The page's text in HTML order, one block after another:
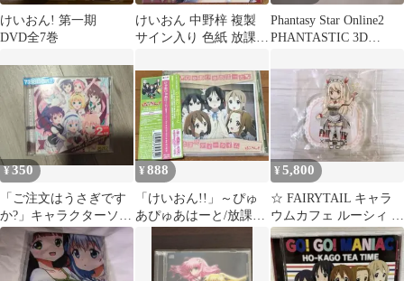
けいおん! 第一期
DVD全7巻
けいおん 中野梓 複製
サイン入り 色紙 放課後
Phantasy Star Online2
PHANTASTIC 3D
¥350
「ご注文はうさぎです
か?」キャラクターソン
グ・セレクションアル
バム～order…
¥888
「けいおん!!」～ぴゅ
あぴゅあはーと/放課後
秋山澪,田井…
¥5,800
☆ FAIRYTAIL キャラ
ウムカフェ ルーシィ ア
クリルスタンド② ☆超
レア